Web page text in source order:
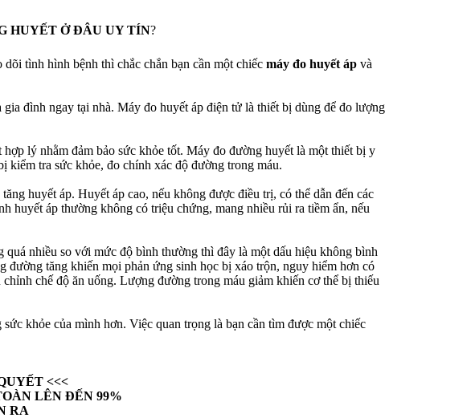
HUYẾT Ở ĐÂU UY TÍN?
tình hình bệnh thì chắc chắn bạn cần một chiếc máy đo huyết áp và
gia đình ngay tại nhà. Máy đo huyết áp điện tử là thiết bị dùng để đo lượng
lý nhằm đảm bảo sức khỏe tốt. Máy đo đường huyết là một thiết bị y
kiểm tra sức khỏe, đo chính xác độ đường trong máu.
huyết áp. Huyết áp cao, nếu không được điều trị, có thể dẫn đến các
huyết áp thường không có triệu chứng, mang nhiều rủi ra tiềm ẩn, nếu
nhiều so với mức độ bình thường thì đây là một dấu hiệu không bình
tăng khiến mọi phản ứng sinh học bị xáo trộn, nguy hiểm hơn có
chế độ ăn uống. Lượng đường trong máu giảm khiến cơ thể bị thiếu
khỏe của mình hơn. Việc quan trọng là bạn cần tìm được một chiếc
<<<
LÊN ĐẾN 99%
RA